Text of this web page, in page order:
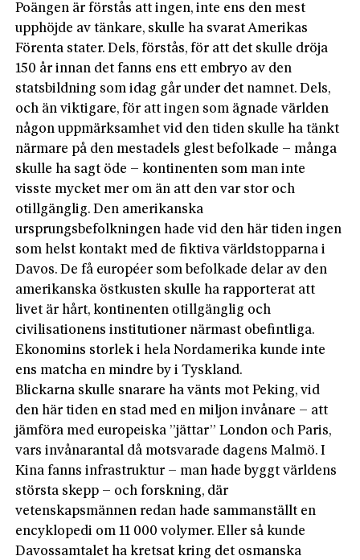
Poängen är förstås att ingen, inte ens den mest
upphöjde av tänkare, skulle ha svarat Amerikas
Förenta stater. Dels, förstås, för att det skulle dröja
150 år innan det fanns ens ett embryo av den
statsbildning som idag går under det namnet. Dels,
och än viktigare, för att ingen som ägnade världen
någon uppmärksamhet vid den tiden skulle ha tänkt
närmare på den mestadels glest befolkade – många
skulle ha sagt öde – kontinenten som man inte
visste mycket mer om än att den var stor och
otillgänglig. Den amerikanska
ursprungsbefolkningen hade vid den här tiden ingen
som helst kontakt med de fiktiva världstopparna i
Davos. De få européer som befolkade delar av den
amerikanska östkusten skulle ha rapporterat att
livet är hårt, kontinenten otillgänglig och
civilisationens institutioner närmast obefintliga.
Ekonomins storlek i hela Nordamerika kunde inte
ens matcha en mindre by i Tyskland.
Blickarna skulle snarare ha vänts mot Peking, vid
den här tiden en stad med en miljon invånare – att
jämföra med europeiska ”jättar” London och Paris,
vars invånarantal då motsvarade dagens Malmö. I
Kina fanns infrastruktur – man hade byggt världens
största skepp – och forskning, där
vetenskapsmännen redan hade sammanställt en
encyklopedi om 11 000 volymer. Eller så kunde
Davossamtalet ha kretsat kring det osmanska